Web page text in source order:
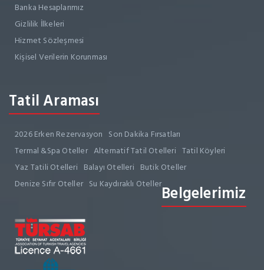
Banka Hesaplarımız
Gizlilik İlkeleri
Hizmet Sözleşmesi
Kişisel Verilerin Korunması
Tatil Araması
2026 Erken Rezervasyon Son Dakika Fırsatları
Termal &Spa Oteller Alternatif Tatil Otelleri Tatil Köyleri
Yaz Tatili Otelleri Balayı Otelleri Butik Oteller
Denize Sıfır Oteller Su Kaydıraklı OtellerBelgelerimiz